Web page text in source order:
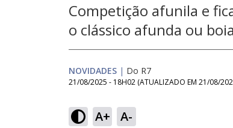
Competição afunila e
o clássico afunda ou
NOVIDADES | Do R7
21/08/2025 - 18H02 (ATUALIZADO EM 21/08/
A+ A-